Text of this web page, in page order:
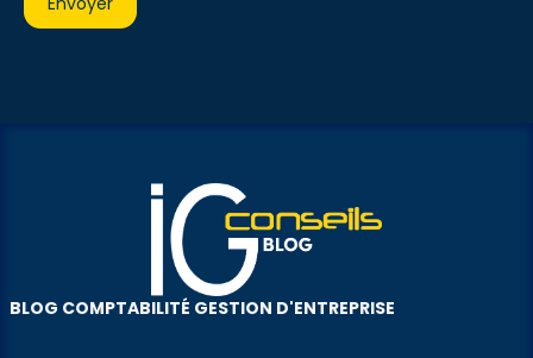
BLOG COMPTABILITÉ GESTION D'ENTREPRISE